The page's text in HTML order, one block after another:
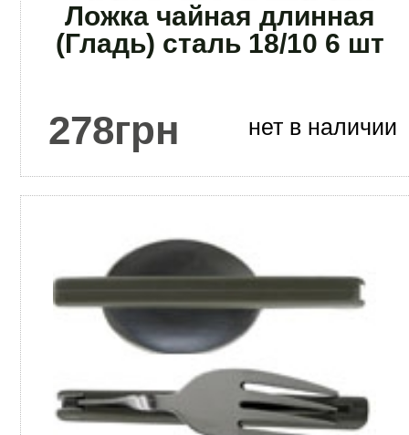
Ложка чайная длинная
(Гладь) сталь 18/10 6 шт
278грн нет в наличии